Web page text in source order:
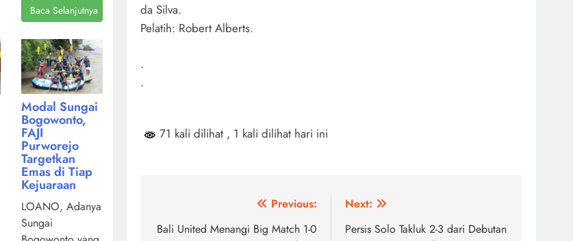
da Silva.
Pelatih: Robert Alberts.
.
.
71 kali dilihat , 1 kali dilihat hari ini
pos
Previous:
Bali United Menangi Big Match 1-0
Next:
Persis Solo Takluk 2-3 dari Debutan
Baca Selanjutnya
Modal Sungai
Bogowonto,
FAJI
Purworejo
Targetkan
Emas di Tiap
Kejuaraan
LOANO, Adanya
Sungai